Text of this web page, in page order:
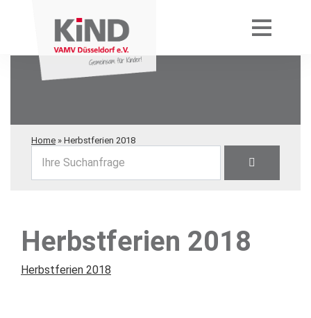
Home » Herbstferien 2018
Ihre Suchanfrage
Herbstferien 2018
Herbstferien 2018